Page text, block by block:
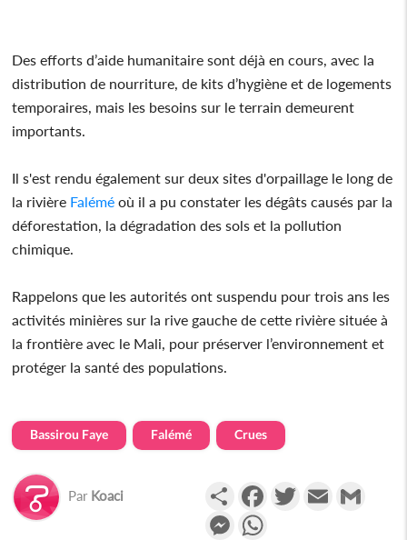
Des efforts d’aide humanitaire sont déjà en cours, avec la
distribution de nourriture, de kits d’hygiène et de logements
temporaires, mais les besoins sur le terrain demeurent
importants.
Il s'est rendu également sur deux sites d'orpaillage le long de
la rivière Falémé où il a pu constater les dégâts causés par la
déforestation, la dégradation des sols et la pollution
chimique.
Rappelons que les autorités ont suspendu pour trois ans les
activités minières sur la rive gauche de cette rivière située à
la frontière avec le Mali, pour préserver l’environnement et
protéger la santé des populations.
Bassirou Faye Falémé Crues
Par Koaci PartagerFacebookTwitterEmail
Messenger